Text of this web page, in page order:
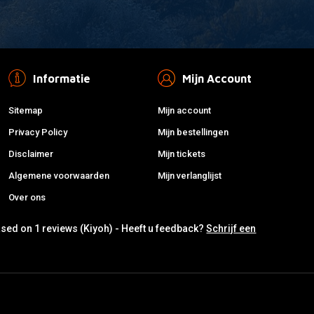
Informatie
Sitemap
Privacy Policy
Disclaimer
Algemene voorwaarden
Over ons
Mijn Account
Mijn account
Mijn bestellingen
Mijn tickets
Mijn verlanglijst
on 1 reviews (Kiyoh) - Heeft u feedback?Schrijf een